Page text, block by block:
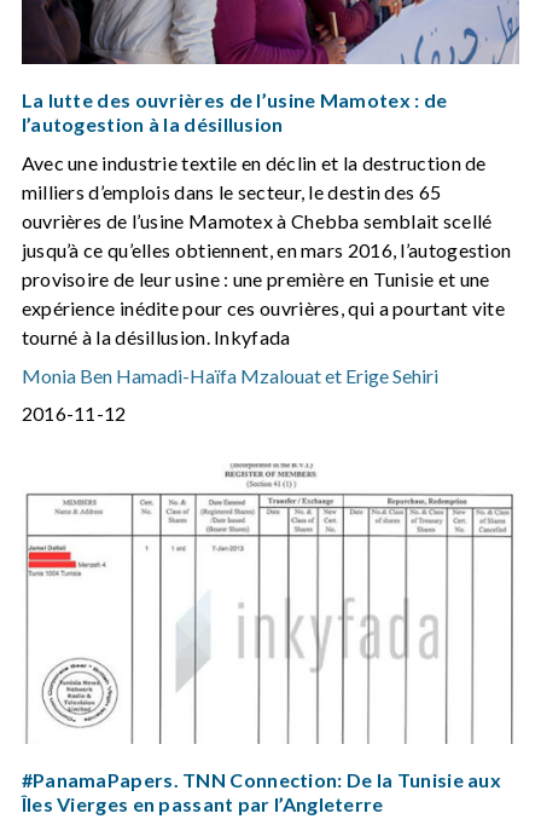
La lutte des ouvrières de l’usine Mamotex : de
l’autogestion à la désillusion
Avec une industrie textile en déclin et la destruction de
milliers d’emplois dans le secteur, le destin des 65
ouvrières de l’usine Mamotex à Chebba semblait scellé
jusqu’à ce qu’elles obtiennent, en mars 2016, l’autogestion
provisoire de leur usine : une première en Tunisie et une
expérience inédite pour ces ouvrières, qui a pourtant vite
tourné à la désillusion. Inkyfada
Monia Ben Hamadi-Haïfa Mzalouat et Erige Sehiri
2016-11-12
#PanamaPapers. TNN Connection: De la Tunisie aux
Îles Vierges en passant par l’Angleterre